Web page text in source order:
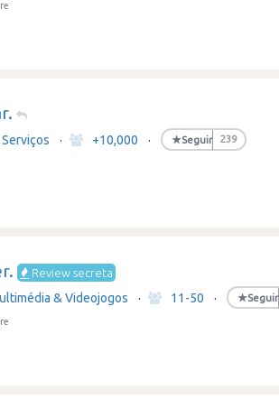
· +10,000 · ★Seguir 239
Review secreta
& Videojogos · 11-50 · ★Seguir